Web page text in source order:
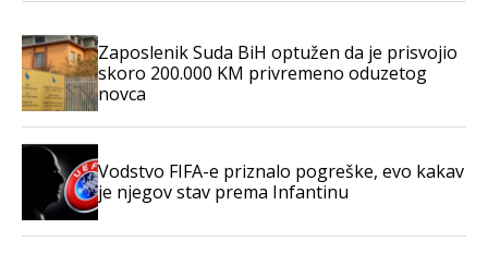
Zaposlenik Suda BiH optužen da je prisvojio
skoro 200.000 KM privremeno oduzetog
novca
Vodstvo FIFA-e priznalo pogreške, evo kakav
je njegov stav prema Infantinu